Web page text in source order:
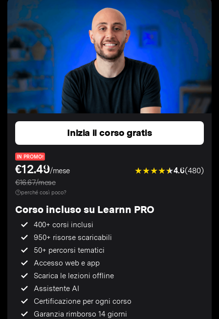
Inizia il corso gratis
IN PROMO!
€12.49/mese
€16.67/mese
4.6(480)
perché così poco?
Corso incluso su Learnn PRO
400+ corsi inclusi
950+ risorse scaricabili
50+ percorsi tematici
Accesso web e app
Scarica le lezioni offline
Assistente AI
Certificazione per ogni corso
Garanzia rimborso 14 giorni